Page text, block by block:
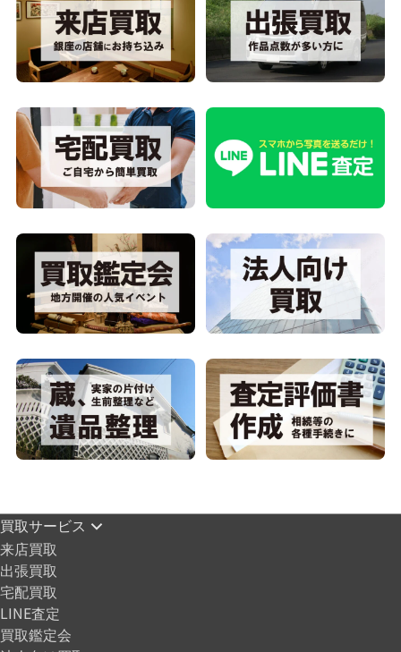
買取サービス
来店買取
出張買取
宅配買取
LINE査定
買取鑑定会